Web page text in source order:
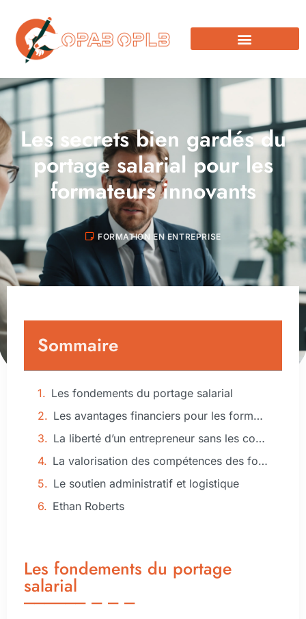
Les secrets bien gardés du
portage salarial pour les
formateurs innovants
FORMATION EN ENTREPRISE
Sommaire
Les fondements du portage salarial
Les avantages financiers pour les formateurs
La liberté d’un entrepreneur sans les contraintes
La valorisation des compétences des formateurs innovants
Le soutien administratif et logistique
Ethan Roberts
Les fondements du portage
salarial